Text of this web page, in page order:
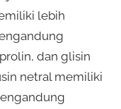
lebih
dan glisin
netral memiliki